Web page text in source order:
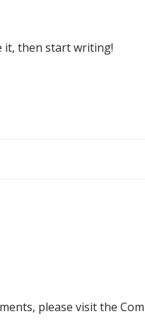
it, then start writing!
please visit the